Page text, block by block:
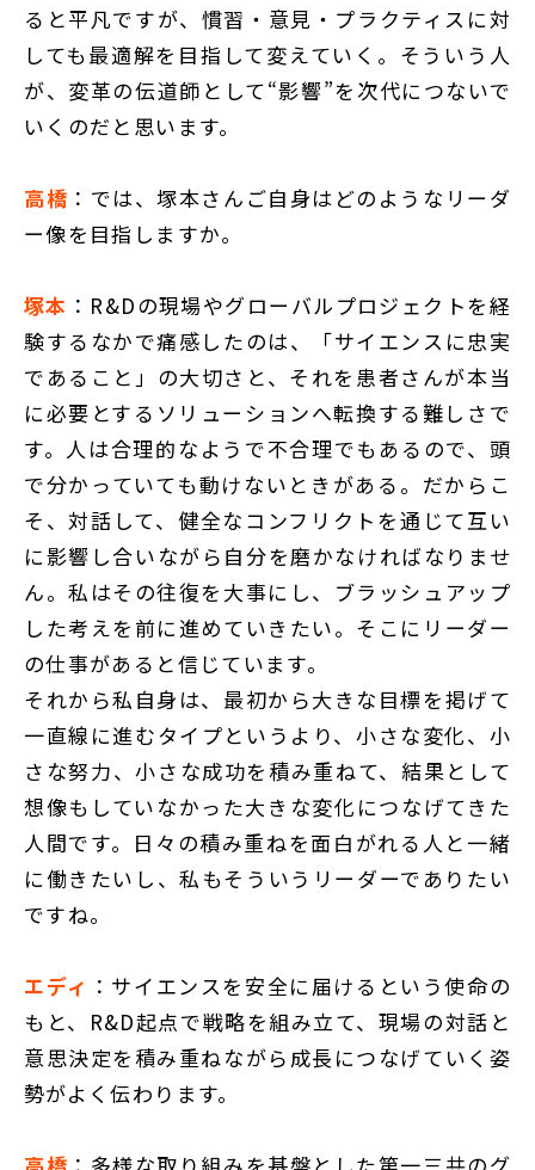
ると平凡ですが、慣習・意見・プラクティスに対
しても最適解を目指して変えていく。そういう人
が、変革の伝道師として“影響”を次代につないで
いくのだと思います。
高橋 ：では、塚本さんご自身はどのようなリーダ
ー像を目指しますか。
塚本 ：R&Dの現場やグローバルプロジェクトを経
験するなかで痛感したのは、「サイエンスに忠実
であること」の大切さと、それを患者さんが本当
に必要とするソリューションへ転換する難しさで
す。人は合理的なようで不合理でもあるので、頭
で分かっていても動けないときがある。だからこ
そ、対話して、健全なコンフリクトを通じて互い
に影響し合いながら自分を磨かなければなりませ
ん。私はその往復を大事にし、ブラッシュアップ
した考えを前に進めていきたい。そこにリーダー
の仕事があると信じています。
それから私自身は、最初から大きな目標を掲げて
一直線に進むタイプというより、小さな変化、小
さな努力、小さな成功を積み重ねて、結果として
想像もしていなかった大きな変化につなげてきた
人間です。日々の積み重ねを面白がれる人と一緒
に働きたいし、私もそういうリーダーでありたい
ですね。
エディ ：サイエンスを安全に届けるという使命の
もと、R&D起点で戦略を組み立て、現場の対話と
意思決定を積み重ねながら成長につなげていく姿
勢がよく伝わります。